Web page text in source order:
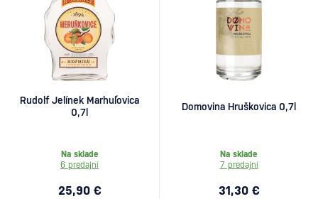
Rudolf Jelínek Marhuľovica
0,7l
Na sklade
6 predajní
25,90 €
Domovina Hruškovica 0,7l
Na sklade
7 predajní
31,30 €